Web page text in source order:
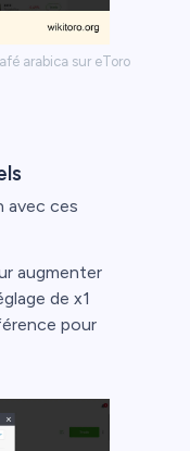
arabica sur eToro
avec ces
augmenter
de x1
pour